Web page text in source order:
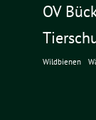
OV
Wildbienen